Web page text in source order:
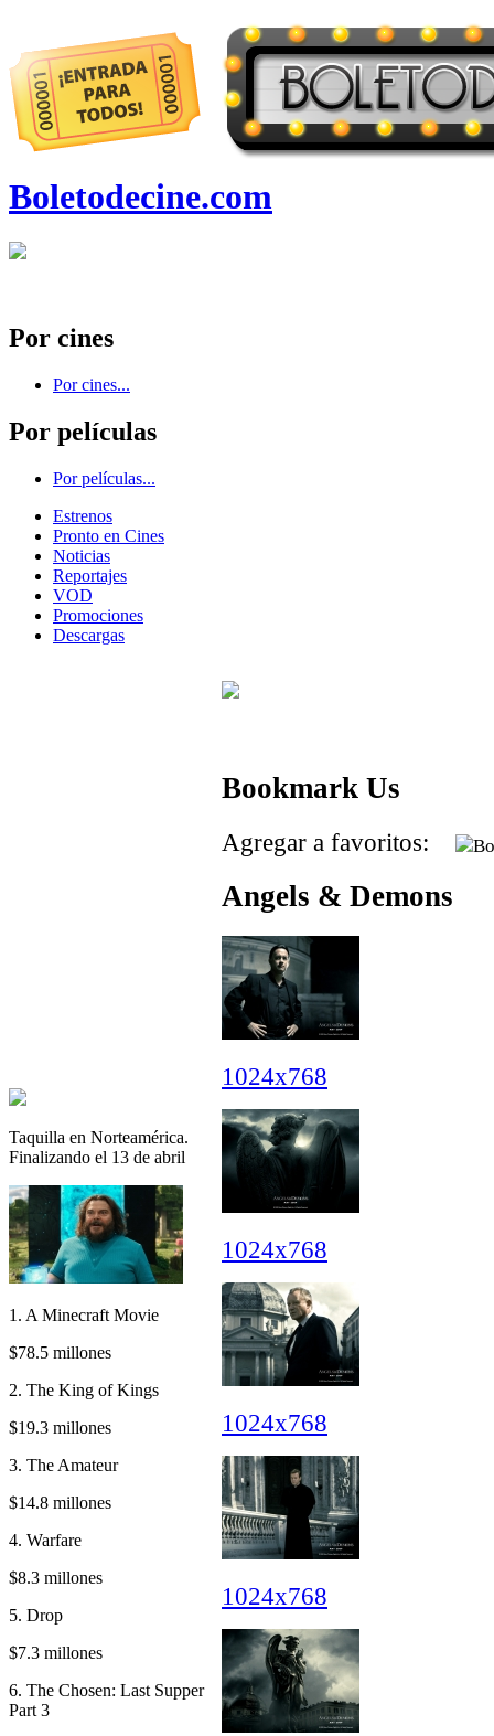
Boletodecine.com
Por cines
Por cines...
Por películas
Por películas...
Estrenos
Pronto en Cines
Noticias
Reportajes
VOD
Promociones
Descargas
Taquilla en Norteamérica.
Finalizando el 13 de abril
1. A Minecraft Movie
$78.5 millones
2. The King of Kings
$19.3 millones
3. The Amateur
$14.8 millones
4. Warfare
$8.3 millones
5. Drop
$7.3 millones
6. The Chosen: Last Supper
Part 3
Bookmark Us
Agregar a favoritos:
Angels & Demons
1024x768
1024x768
1024x768
1024x768